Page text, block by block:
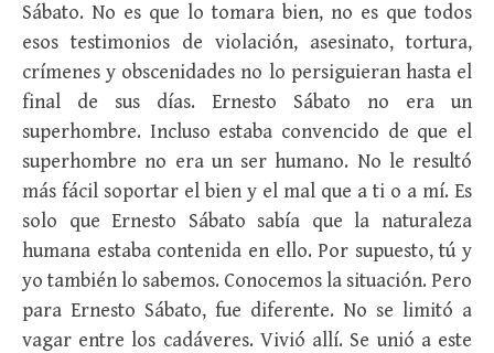
Sábato. No es que lo tomara bien, no es que todos
esos testimonios de violación, asesinato, tortura,
crímenes y obscenidades no lo persiguieran hasta el
final de sus días. Ernesto Sábato no era un
superhombre. Incluso estaba convencido de que el
superhombre no era un ser humano. No le resultó
más fácil soportar el bien y el mal que a ti o a mí. Es
solo que Ernesto Sábato sabía que la naturaleza
humana estaba contenida en ello. Por supuesto, tú y
yo también lo sabemos. Conocemos la situación. Pero
para Ernesto Sábato, fue diferente. No se limitó a
vagar entre los cadáveres. Vivió allí. Se unió a este